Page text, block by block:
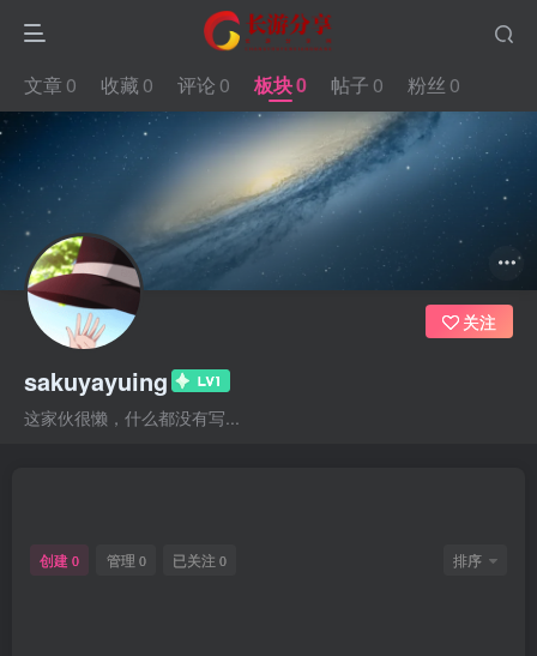
sakuyayuing
这家伙很懒，什么都没有写...
关注
文章 0 收藏 0 评论 0 板块0 帖子 0 粉丝 0
创建 0 管理 0 已关注 0 排序